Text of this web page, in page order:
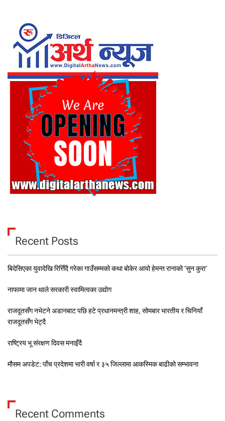
Recent Posts
बिदेसिएका युवादेखि रित्तिँदै गरेका गाउँसम्मको कथा बोकेर आयो हेमन्त रानाको ‘सुन कुरा’
नाफामा जान थाले सरकारी स्वामित्वका उद्योग
राजदूतसँग नभेटने अडानबाट पछि हटे प्रधानमन्त्री शाह, सोमबार भारतीय र चिनियाँ
राजदूतसँग भेट्दै
राष्ट्रिय भू संरक्षण दिवस मनाइँदै
मौसम अपडेट: पाँच प्रदेशमा भारी वर्षा र ३५ जिल्लामा आकस्मिक बाढीको सम्भावना
Recent Comments